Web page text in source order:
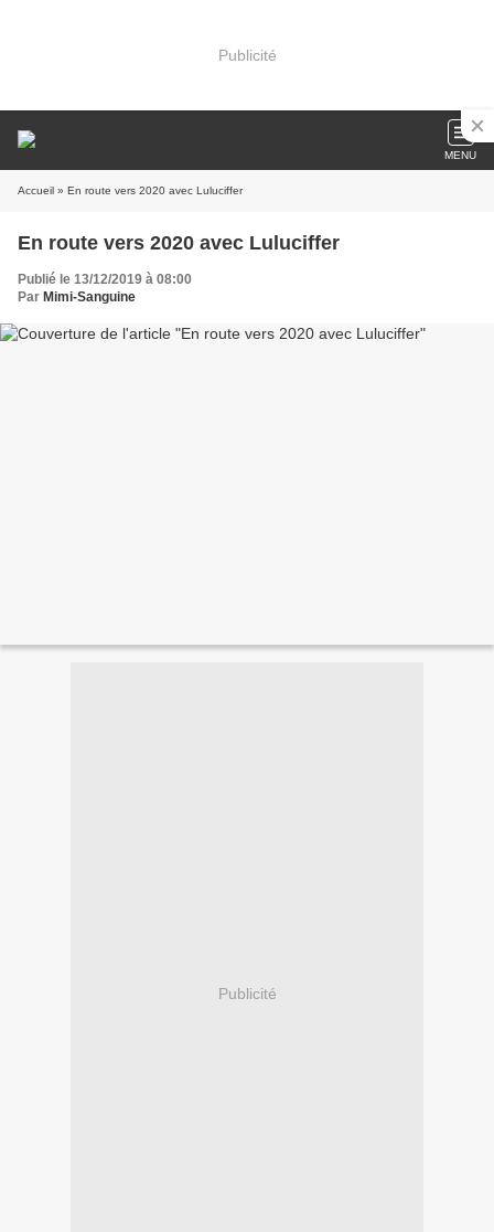
Publicité
MENU
Accueil » En route vers 2020 avec Luluciffer
En route vers 2020 avec Luluciffer
Publié le 13/12/2019 à 08:00
Par Mimi-Sanguine
Publicité